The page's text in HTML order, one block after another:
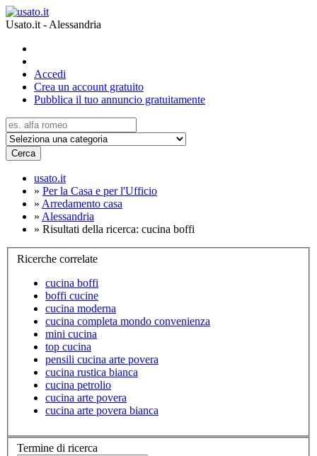
Usato.it - Alessandria
Accedi
Crea un account gratuito
Pubblica il tuo annuncio gratuitamente
Cerca
usato.it
» Per la Casa e per l'Ufficio
» Arredamento casa
» Alessandria
» Risultati della ricerca: cucina boffi
Ricerche correlate
cucina boffi
boffi cucine
cucina moderna
cucina completa mondo convenienza
mini cucina
top cucina
pensili cucina arte povera
cucina rustica bianca
cucina petrolio
cucina arte povera
cucina arte povera bianca
Termine di ricerca